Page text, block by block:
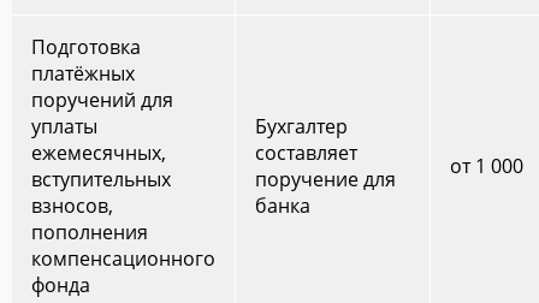
Подготовка
платёжных
поручений для
уплаты
ежемесячных,
вступительных
взносов,
пополнения
компенсационного
фонда
Бухгалтер
составляет
поручение для
банка
от 1 000